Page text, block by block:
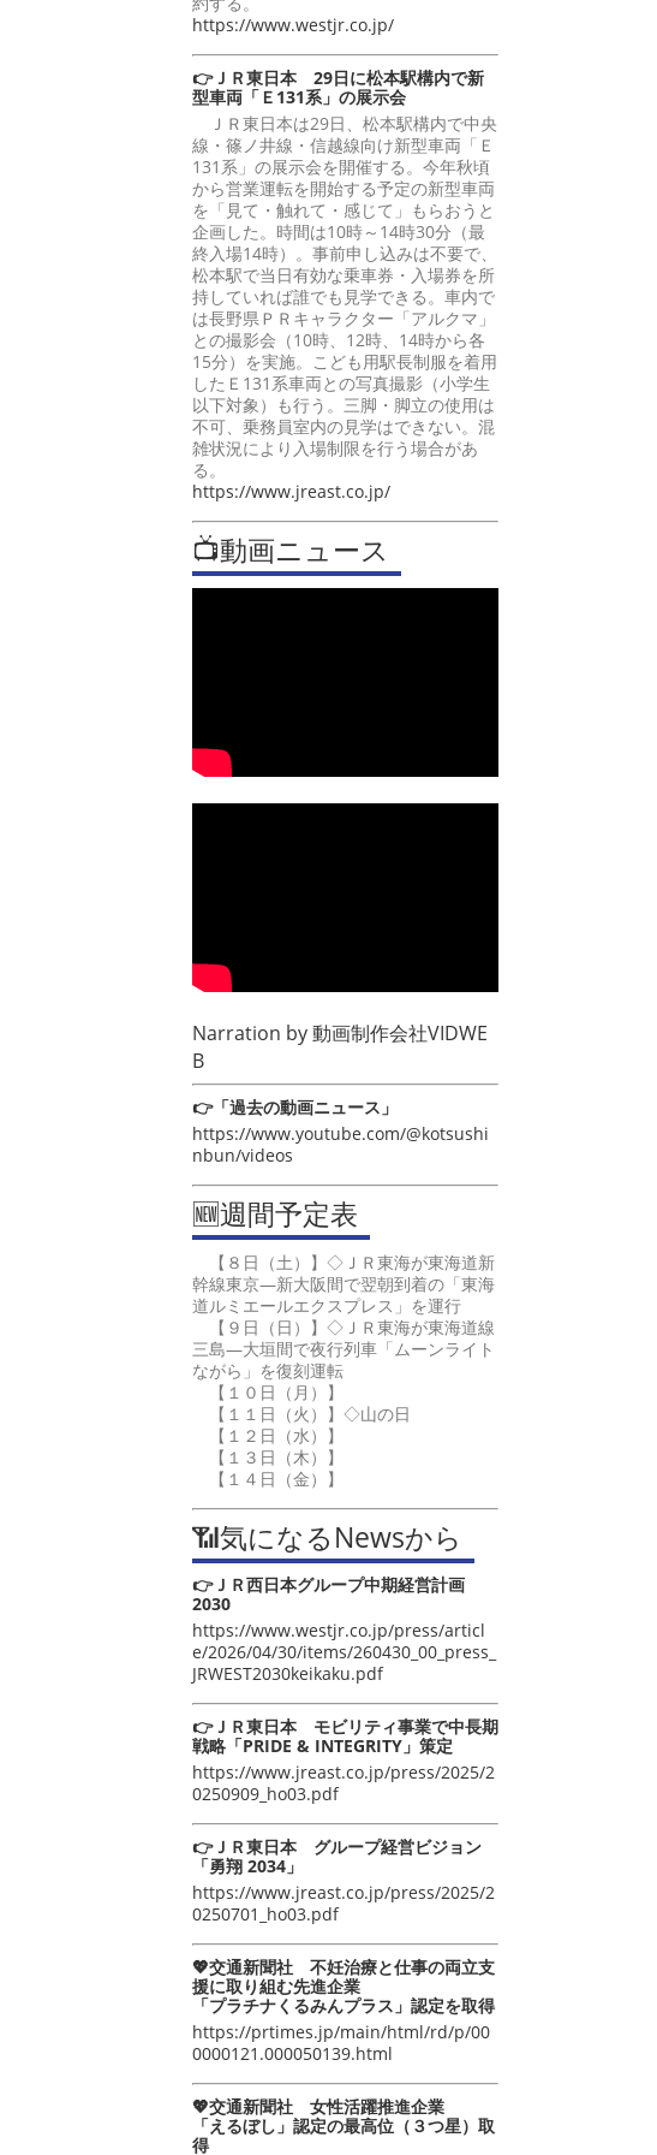
https://www.westjr.co.jp/
👉ＪＲ東日本 29日に松本駅構内で新
型車両「Ｅ131系」の展示会
ＪＲ東日本は29日、松本駅構内で中央
線・篠ノ井線・信越線向け新型車両「Ｅ
131系」の展示会を開催する。今年秋頃
から営業運転を開始する予定の新型車両
を「見て・触れて・感じて」もらおうと
企画した。時間は10時～14時30分（最
終入場14時）。事前申し込みは不要で、
松本駅で当日有効な乗車券・入場券を所
持していれば誰でも見学できる。車内で
は長野県ＰＲキャラクター「アルクマ」
との撮影会（10時、12時、14時から各
15分）を実施。こども用駅長制服を着用
したＥ131系車両との写真撮影（小学生
以下対象）も行う。三脚・脚立の使用は
不可、乗務員室内の見学はできない。混
雑状況により入場制限を行う場合があ
る。
https://www.jreast.co.jp/
📺動画ニュース
Narration by動画制作会社VIDWE
B
👉「過去の動画ニュース」
https://www.youtube.com/@kotsushi
nbun/videos
🆕週間予定表
【８日（土）】◇ＪＲ東海が東海道新
幹線東京―新大阪間で翌朝到着の「東海
道ルミエールエクスプレス」を運行
【９日（日）】◇ＪＲ東海が東海道線
三島―大垣間で夜行列車「ムーンライト
ながら」を復刻運転
【１０日（月）】
【１１日（火）】◇山の日
【１２日（水）】
【１３日（木）】
【１４日（金）】
📶気になるNewsから
👉ＪＲ西日本グループ中期経営計画
2030
https://www.westjr.co.jp/press/articl
e/2026/04/30/items/260430_00_press_
JRWEST2030keikaku.pdf
👉ＪＲ東日本 モビリティ事業で中長期
戦略「PRIDE & INTEGRITY」策定
https://www.jreast.co.jp/press/2025/2
0250909_ho03.pdf
👉ＪＲ東日本 グループ経営ビジョン
「勇翔 2034」
https://www.jreast.co.jp/press/2025/2
0250701_ho03.pdf
💖交通新聞社 不妊治療と仕事の両立支
援に取り組む先進企業
「プラチナくるみんプラス」認定を取得
https://prtimes.jp/main/html/rd/p/00
0000121.000050139.html
💖交通新聞社 女性活躍推進企業
「えるぼし」認定の最高位（３つ星）取
得